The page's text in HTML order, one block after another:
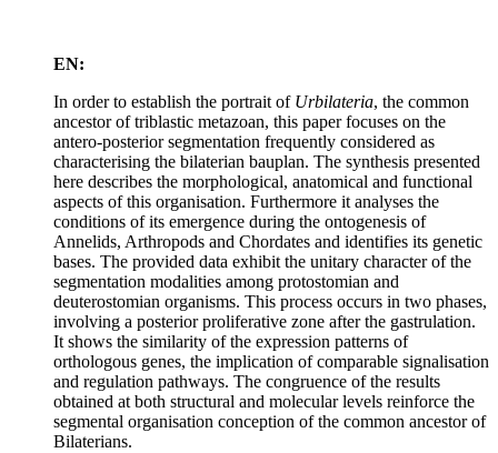
EN:
In order to establish the portrait of Urbilateria, the common
ancestor of triblastic metazoan, this paper focuses on the
antero-posterior segmentation frequently considered as
characterising the bilaterian bauplan. The synthesis presented
here describes the morphological, anatomical and functional
aspects of this organisation. Furthermore it analyses the
conditions of its emergence during the ontogenesis of
Annelids, Arthropods and Chordates and identifies its genetic
bases. The provided data exhibit the unitary character of the
segmentation modalities among protostomian and
deuterostomian organisms. This process occurs in two phases,
involving a posterior proliferative zone after the gastrulation.
It shows the similarity of the expression patterns of
orthologous genes, the implication of comparable signalisation
and regulation pathways. The congruence of the results
obtained at both structural and molecular levels reinforce the
segmental organisation conception of the common ancestor of
Bilaterians.